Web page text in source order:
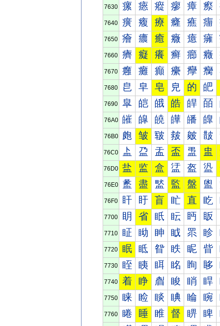
7630 瘰 瘱 瘲 瘳 瘴 瘵
7640 癀 癁 療 癃 癄 癅
7650 癐 癑 癒 癓 癔 癕
7660 癠 癡 癢 癣 癤 癥
7670 癰 癱 癲 癳 癴 癵
7680 皀 皁 皂 皃 的 皅
7690 皐 皑 皒 皓 皔 皕
76A0 皠 皡 皢 皣 皤 皥
76B0 皰 皱 皲 皳 皴 皵
76C0 盀 盁 盂 盃 盄 盅
76D0 盐 监 盒 盓 盔 盕
76E0 盠 盡 盢 監 盤 盥
76F0 盰 盱 盲 盳 直 盵
7700 眀 省 眂 眃 眄 眅
7710 眐 眑 眒 眓 眔 眕
7720 眠 眡 眢 眣 眤 眥
7730 眰 眱 眲 眳 眴 眵
7740 着 睁 睂 睃 睄 睅
7750 睐 睑 睒 睓 睔 睕
7760 睠 睡 睢 督 睤 睥